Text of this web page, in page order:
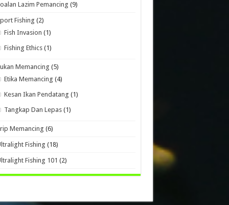
Lazim Pemancing (9)
Fishing (2)
Fish Invasion (1)
Fishing Ethics (1)
Memancing (5)
Etika Memancing (4)
Kesan Ikan Pendatang (1)
Tangkap Dan Lepas (1)
Memancing (6)
Fishing (18)
Fishing 101 (2)